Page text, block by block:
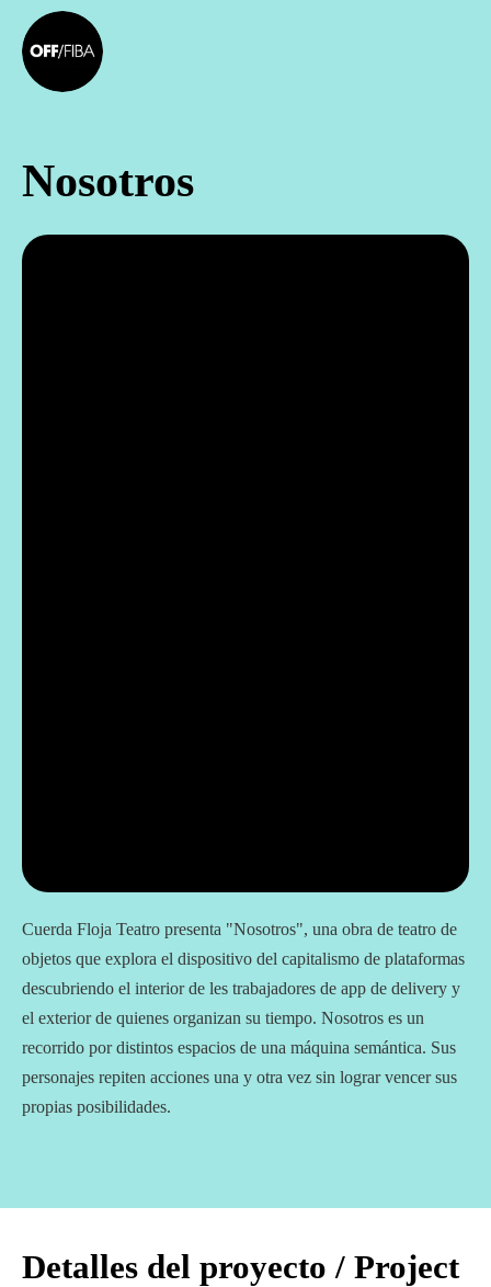
Nosotros
Cuerda Floja Teatro presenta "Nosotros", una obra de teatro de
objetos que explora el dispositivo del capitalismo de plataformas
descubriendo el interior de les trabajadores de app de delivery y
el exterior de quienes organizan su tiempo. Nosotros es un
recorrido por distintos espacios de una máquina semántica. Sus
personajes repiten acciones una y otra vez sin lograr vencer sus
propias posibilidades.
Detalles del proyecto / Project